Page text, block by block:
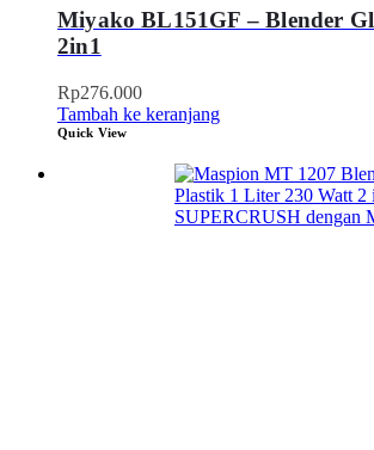
Miyako BL151GF – Blender
2in1
Rp276.000
Tambah ke keranjang
Quick View